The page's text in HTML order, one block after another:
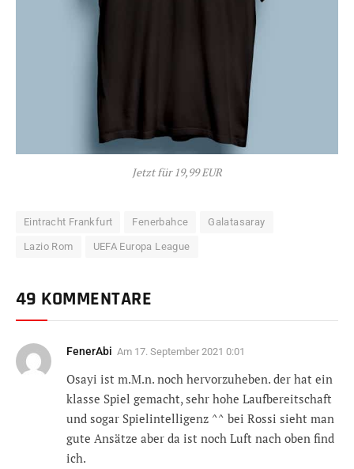
Jetzt für 19,99 EUR
Eintracht Frankfurt Fenerbahce Galatasaray
Lazio Rom UEFA Europa League
49 KOMMENTARE
FenerAbi Am 17. September 2021 0:01
Osayi ist m.M.n. noch hervorzuheben. der hat ein
klasse Spiel gemacht, sehr hohe Laufbereitschaft
und sogar Spielintelligenz ^^ bei Rossi sieht man
gute Ansätze aber da ist noch Luft nach oben find
ich.